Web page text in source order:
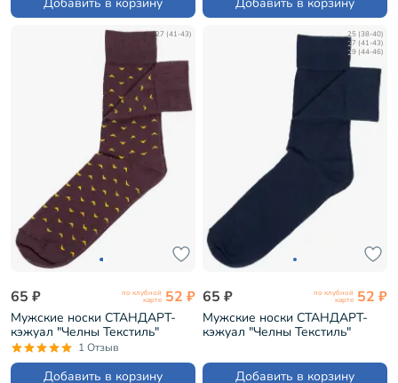
Добавить в корзину
Добавить в корзину
27 (41-43)
65 ₽ по клубной
карте 52 ₽
Мужские носки СТАНДАРТ-
кэжуал "Челны Текстиль"
КОРИЧНЕВО-ЖЕЛТЫЕ (без
этикеток) (L34-К3)
1 Отзыв
Добавить в корзину
25 (38-40)
27 (41-43)
29 (44-46)
65 ₽ по клубной
карте 52 ₽
Мужские носки СТАНДАРТ-
кэжуал "Челны Текстиль"
(L34-К5)
Добавить в корзину